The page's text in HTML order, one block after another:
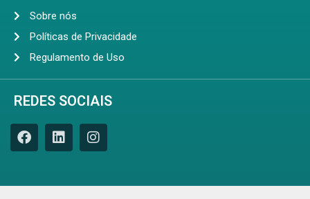
Sobre nós
Políticas de Privacidade
Regulamento de Uso
REDES SOCIAIS